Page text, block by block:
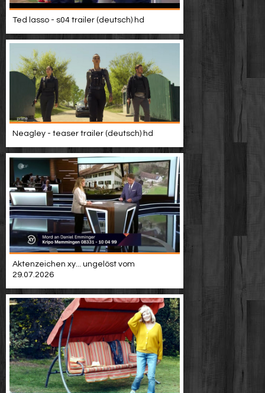
Ted lasso - s04 trailer (deutsch) hd
Neagley - teaser trailer (deutsch) hd
Aktenzeichen xy... ungelöst vom
29.07.2026